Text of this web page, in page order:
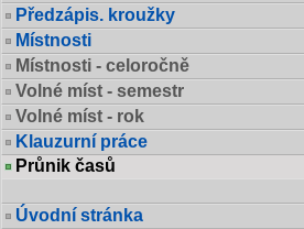
Předzápis. kroužky
Místnosti
Místnosti - celoročně
Volné míst - semestr
Volné míst - rok
Klauzurní práce
Průnik časů
Úvodní stránka